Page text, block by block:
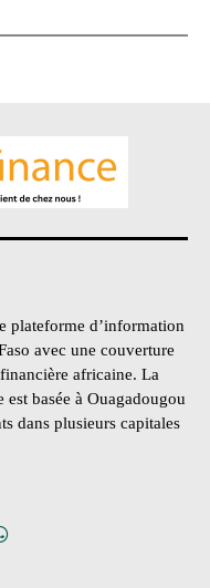
plateforme d’information
avec une couverture
africaine. La
basée à Ouagadougou
dans plusieurs capitales